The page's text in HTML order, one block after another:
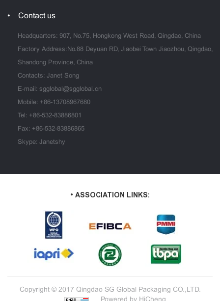
Contact us
Headquarters: 907, No.75, Hongkong West Road, Qingdao, China
Factory Address:No.88 Deyuan RD, Jiaobei Town Jiaozhou, Qingdao,
Shandong Province, China
Contacts: Janet Song
E-mail: sgglobal@sgglobal.cn
Mobile: +86-13708967680
Tel: +86-532-83886801
Fax: +86-532-83886865
Skype: Janetshy
• ASSOCIATION LINKS:
Copyright © 2017 Qingdao SG Global Packaging CO.,LTD.